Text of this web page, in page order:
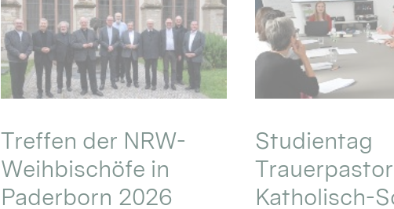
Treffen der NRW-
Weihbischöfe in
Paderborn 2026
Studientag
Katholisch-